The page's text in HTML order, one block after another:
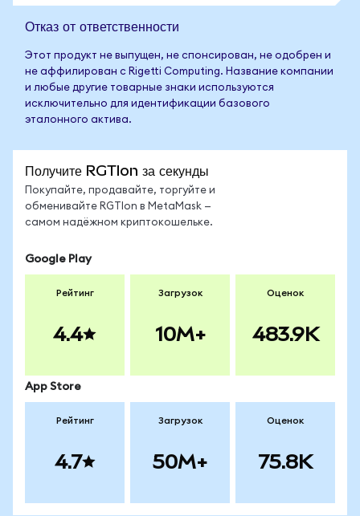
Отказ от ответственности
Этот продукт не выпущен, не спонсирован, не одобрен и
не аффилирован с Rigetti Computing. Название компании
и любые другие товарные знаки используются
исключительно для идентификации базового
эталонного актива.
Получите RGTIon за секунды
Покупайте, продавайте, торгуйте и
обменивайте RGTIon в MetaMask —
самом надёжном криптокошельке.
Google Play
Рейтинг
4.4
Загрузок
10M+
Оценок
483.9K
App Store
Рейтинг
4.7
Загрузок
50M+
Оценок
75.8K